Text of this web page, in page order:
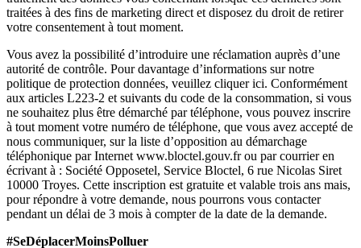
traitées à des fins de marketing direct et disposez du droit de retirer
votre consentement à tout moment.
Vous avez la possibilité d’introduire une réclamation auprès d’une
autorité de contrôle. Pour davantage d’informations sur notre
politique de protection données, veuillez cliquer ici. Conformément
aux articles L223-2 et suivants du code de la consommation, si vous
ne souhaitez plus être démarché par téléphone, vous pouvez inscrire
à tout moment votre numéro de téléphone, que vous avez accepté de
nous communiquer, sur la liste d’opposition au démarchage
téléphonique par Internet www.bloctel.gouv.fr ou par courrier en
écrivant à : Société Opposetel, Service Bloctel, 6 rue Nicolas Siret
10000 Troyes. Cette inscription est gratuite et valable trois ans mais,
pour répondre à votre demande, nous pourrons vous contacter
pendant un délai de 3 mois à compter de la date de la demande.
#SeDéplacerMoinsPolluer